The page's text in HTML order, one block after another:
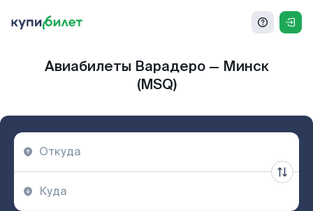
Авиабилеты Варадеро — Минск
(MSQ)